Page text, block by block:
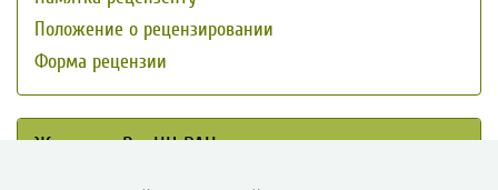
Положение о рецензировании
Форма рецензии
Журналы ВолНЦ РАН